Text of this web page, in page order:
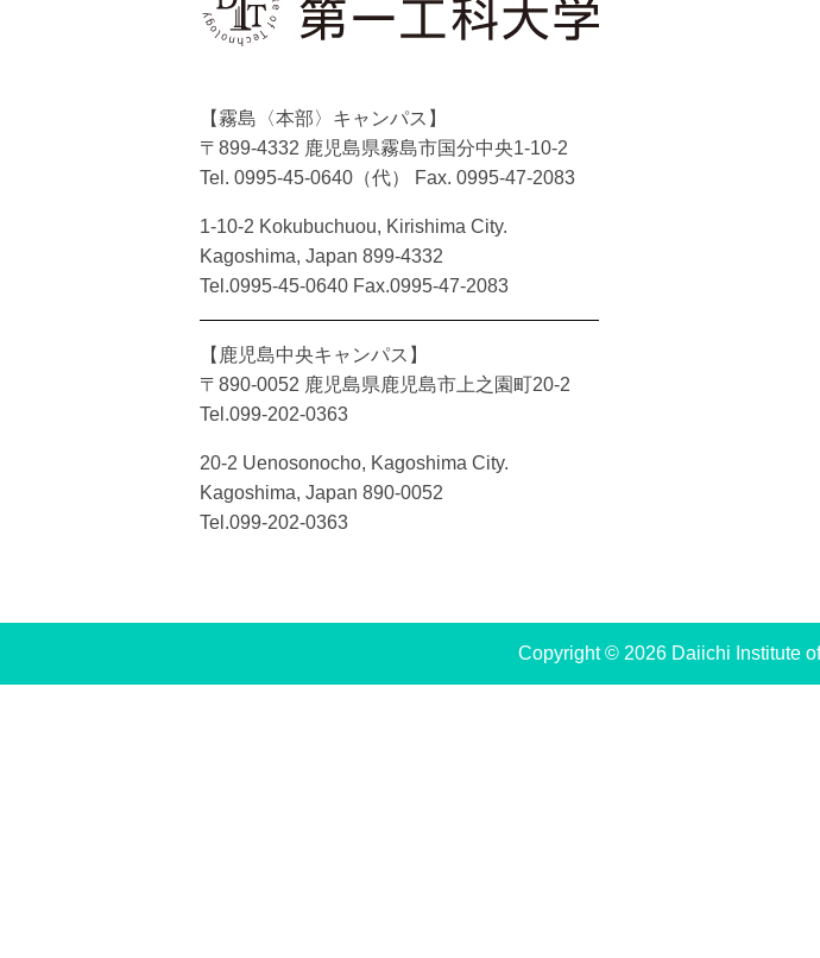
【霧島〈本部〉キャンパス】
〒899-4332 鹿児島県霧島市国分中央1-10-2
Tel. 0995-45-0640（代）
Fax. 0995-47-2083
1-10-2 Kokubuchuou, Kirishima City.
Kagoshima, Japan 899-4332
Tel.0995-45-0640 Fax.0995-47-2083
【鹿児島中央キャンパス】
〒890-0052 鹿児島県鹿児島市上之園町20-2
Tel.099-202-0363
20-2 Uenosonocho, Kagoshima City.
Kagoshima, Japan 890-0052
Tel.099-202-0363
Copyright © 2026 Daiichi Institute